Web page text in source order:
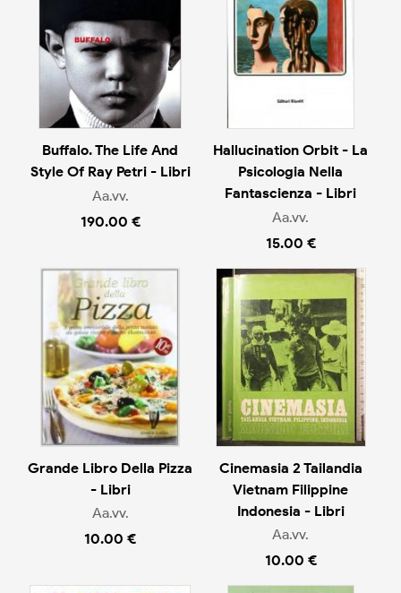
Buffalo. The Life And
Style Of Ray Petri - Libri
Aa.vv.
190.00 €
Hallucination Orbit - La
Psicologia Nella
Fantascienza - Libri
Aa.vv.
15.00 €
Grande Libro Della Pizza
- Libri
Aa.vv.
10.00 €
Cinemasia 2 Tailandia
Vietnam Filippine
Indonesia - Libri
Aa.vv.
10.00 €